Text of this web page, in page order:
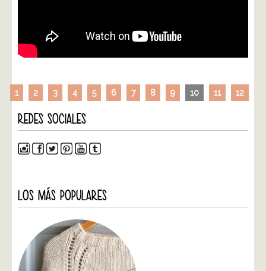
1 2 3 4 5 6 7 8 9 10 11 12
REDES SOCIALES
LOS MÁS POPULARES